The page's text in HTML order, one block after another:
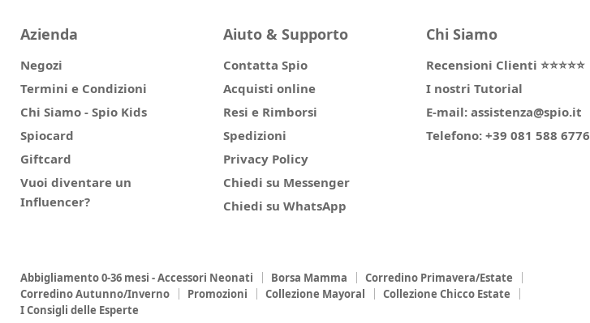
Azienda
Negozi
Termini e Condizioni
Chi Siamo - Spio Kids
Spiocard
Giftcard
Vuoi diventare un
Influencer?
Aiuto & Supporto
Contatta Spio
Acquisti online
Resi e Rimborsi
Spedizioni
Privacy Policy
Chiedi su Messenger
Chiedi su WhatsApp
Chi Siamo
Recensioni Clienti ⭐⭐⭐⭐⭐
I nostri Tutorial
E-mail: assistenza@spio.it
Telefono: +39 081 588 6776
Abbigliamento 0-36 mesi - Accessori Neonati Borsa Mamma
Corredino Primavera/Estate
Corredino Autunno/Inverno
Promozioni Collezione Mayoral
Collezione Chicco Estate
I Consigli delle Esperte